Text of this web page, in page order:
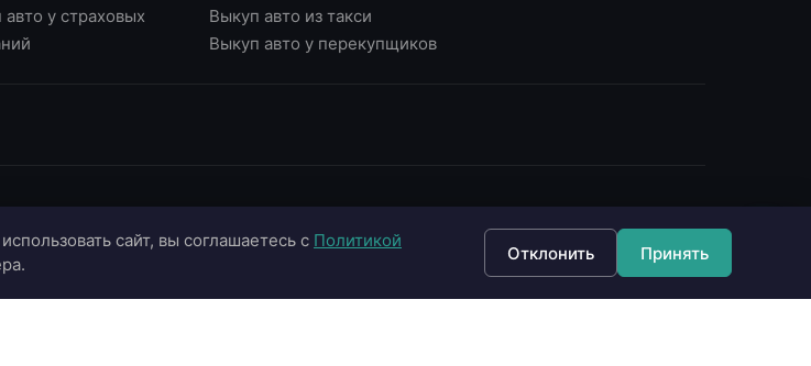
у страховых
Выкуп авто из такси
Выкуп авто у перекупщиков
Страхование ОСАГО
+7 (495) 790-87-43
+7 (903) 790-87-43
сайт, вы соглашаетесь с Политикой
Отклонить Принять